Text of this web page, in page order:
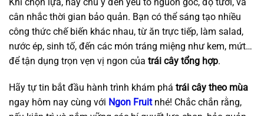
cân nhắc thời gian bảo quản. Bạn có thể sáng tạo nhiều
công thức chế biến khác nhau, từ ăn trực tiếp, làm salad,
nước ép, sinh tố, đến các món tráng miệng như kem, mứt…
để tận dụng trọn vẹn vị ngon của trái cây tổng hợp.
Hãy tự tin bắt đầu hành trình khám phá trái cây theo mùa
ngay hôm nay cùng với Ngon Fruitnhé! Chắc chắn rằng,